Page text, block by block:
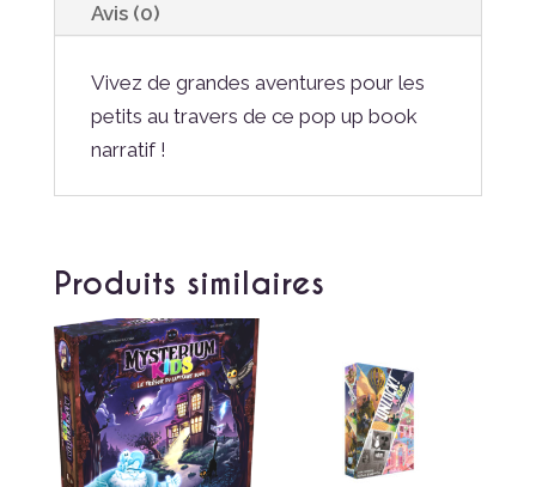
Avis (0)
Vivez de grandes aventures pour les
petits au travers de ce pop up book
narratif !
Produits similaires